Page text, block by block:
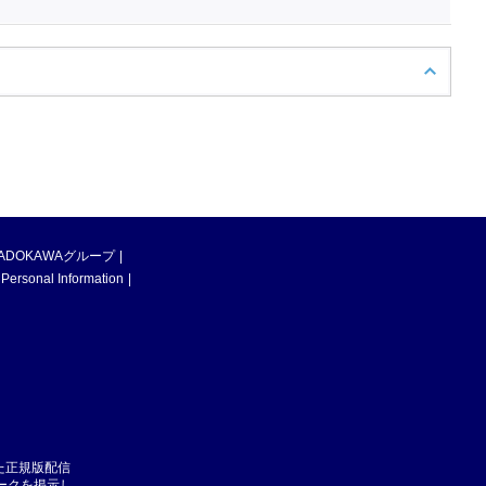
グループ
Information
正規版配信